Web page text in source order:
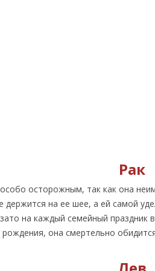
Рак
осторожным, так как она
держится на ее шее, а ей самой
на каждый семейный праздник
она смертельно